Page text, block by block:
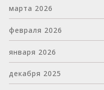
марта 2026
февраля 2026
января 2026
декабря 2025